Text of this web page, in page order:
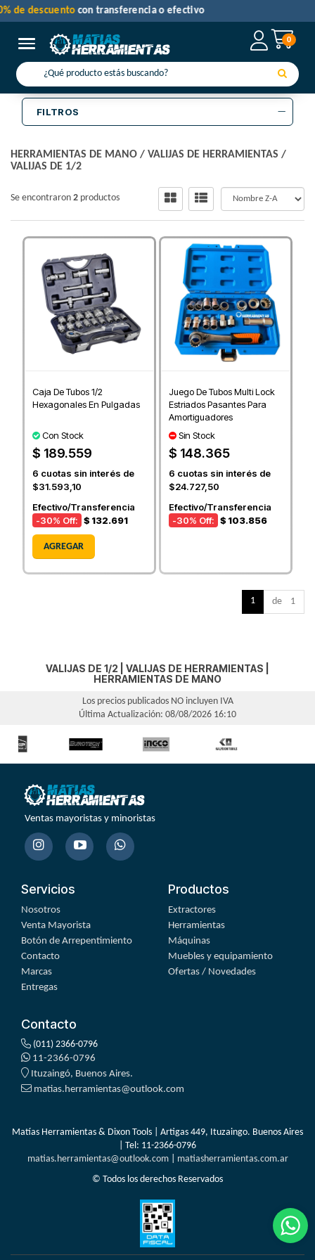
0
Toggle navigation
30% de descuentocon transferencia o efectivo
FILTROS
HERRAMIENTAS DE MANO / VALIJAS DE HERRAMIENTAS /
VALIJAS DE 1/2
Se encontraron 2 productos
Caja De Tubos 1/2
Hexagonales En Pulgadas
Con Stock
$ 189.559
6 cuotas sin interés de
$31.593,10
Efectivo/Transferencia
-30% Off: $ 132.691
AGREGAR
Juego De Tubos Multi Lock
Estriados Pasantes Para
Amortiguadores
Sin Stock
$ 148.365
6 cuotas sin interés de
$24.727,50
Efectivo/Transferencia
-30% Off: $ 103.856
1 de 1
VALIJAS DE 1/2 VALIJAS DE HERRAMIENTAS
HERRAMIENTAS DE MANO
Los precios publicados NO incluyen IVA
Última Actualización: 08/08/2026 16:10
Ventas mayoristas y minoristas
Servicios
Nosotros
Venta Mayorista
Botón de Arrepentimiento
Contacto
Marcas
Entregas
Productos
Extractores
Herramientas
Máquinas
Muebles y equipamiento
Ofertas / Novedades
Contacto
(011) 2366-0796
11-2366-0796
Ituzaingó, Buenos Aires.
matias.herramientas@outlook.com
Matías Herramientas & Dixon Tools | Artigas 449, Ituzaingo. Buenos Aires
| Tel: 11-2366-0796
matias.herramientas@outlook.com| matiasherramientas.com.ar
© Todos los derechos Reservados